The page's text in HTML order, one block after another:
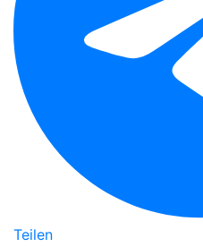
Teilen